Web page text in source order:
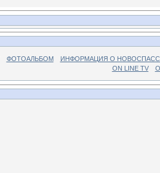
ФОТОАЛЬБОМ
ИНФОРМАЦИЯ О
ON LINE TV